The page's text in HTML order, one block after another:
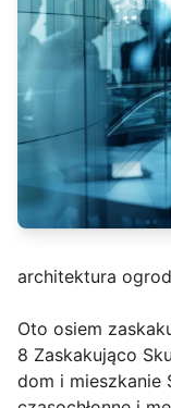
architektura
Oto osiem
8 Zaskakująco
dom i mieszkanie